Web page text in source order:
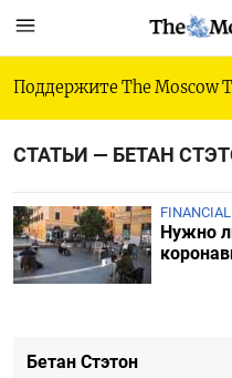
Поддержите The Moscow
СТАТЬИ — БЕТАН
Нужно
Бетан Стэтон